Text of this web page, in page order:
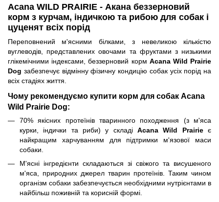
Acana WILD PRAIRIE - Акана беззерновий
корм з курчам, індичкою та рибою для собак і
цуценят всіх порід
Переповнений м'ясними білками, з невеликою кількістю
вуглеводів, представлених овочами та фруктами з низькими
глікемічними індексами, беззерновий корм Acana Wild Prairie
Dog забезпечує відмінну фізичну кондицію собак усіх порід на
всіх стадіях життя.
Чому рекомендуємо купити корм для собак Acana
Wild Prairie Dog:
70% якісних протеїнів тваринного походження (з м'яса
курки, індички та риби) у складі Acana Wild Prairieє
найкращим харчуванням для підтримки м'язової маси
собаки.
М'ясні інгредієнти складаються зі свіжого та висушеного
м'яса, природних джерел тварин протеїнів. Таким чином
організм собаки забезпечується необхідними нутрієнтами в
найбільш поживній та корисній формі.